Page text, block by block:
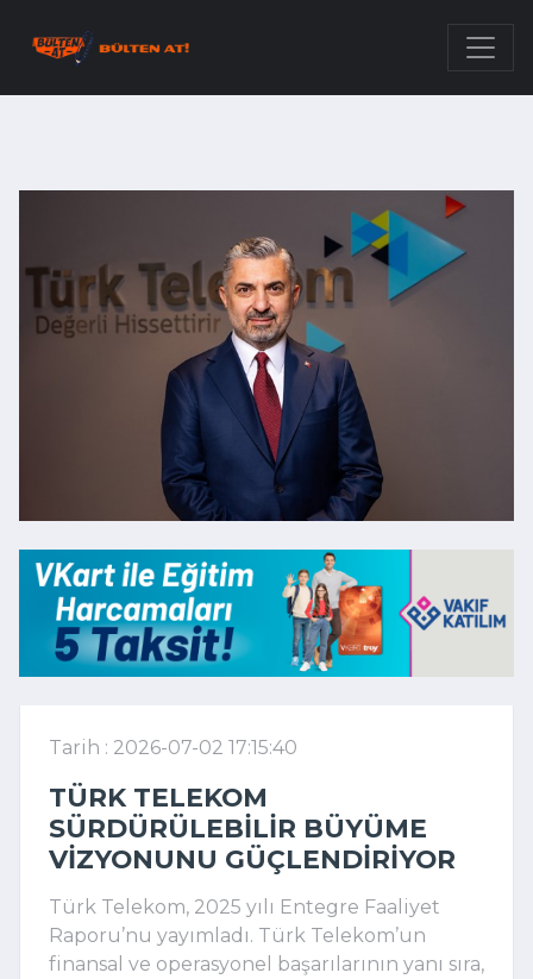
Tarih : 2026-07-02 17:15:40
TÜRK TELEKOM
SÜRDÜRÜLEBILIR BÜYÜME
VIZYONUNU GÜÇLENDIRIYOR
Türk Telekom, 2025 yılı Entegre Faaliyet
Raporu’nu yayımladı. Türk Telekom’un
finansal ve operasyonel başarılarının yanı sıra,